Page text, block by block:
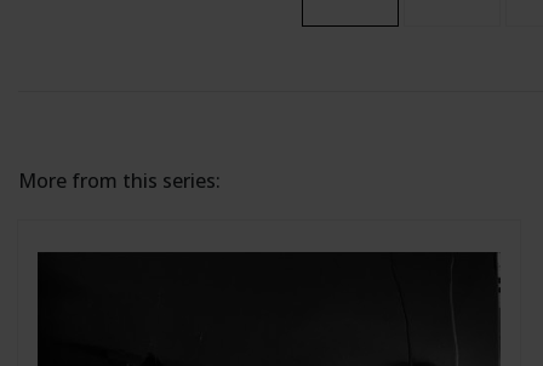
More from this series: